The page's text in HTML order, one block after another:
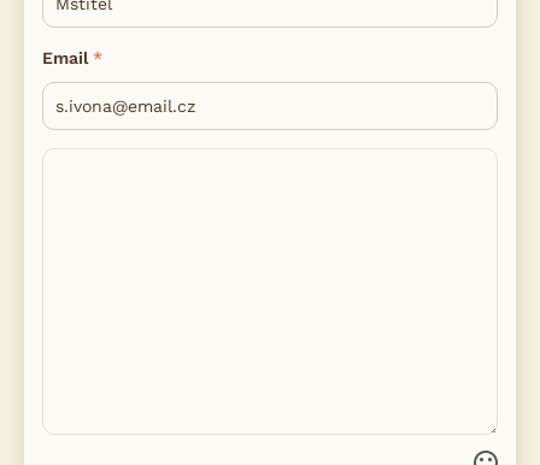
Email